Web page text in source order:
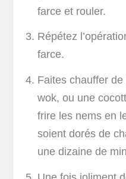
farce et rouler.
Répétez
farce.
Faites chauffer de
wok, ou une
frire les nems en
soient dorés de
une dizaine de